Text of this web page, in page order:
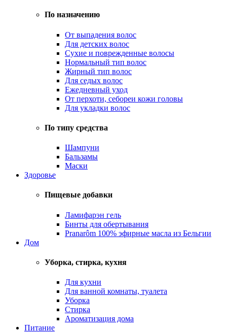
По назначению
От выпадения волос
Для детских волос
Сухие и поврежденные волосы
Нормальный тип волос
Жирный тип волос
Для седых волос
Ежедневный уход
От перхоти, себореи кожи головы
Для укладки волос
По типу средства
Шампуни
Бальзамы
Маски
Здоровье
Пищевые добавки
Ламифарэн гель
Бинты для обертывания
Pranarôm 100% эфирные масла из Бельгии
Дом
Уборка, стирка, кухня
Для кухни
Для ванной комнаты, туалета
Уборка
Стирка
Ароматизация дома
Питание